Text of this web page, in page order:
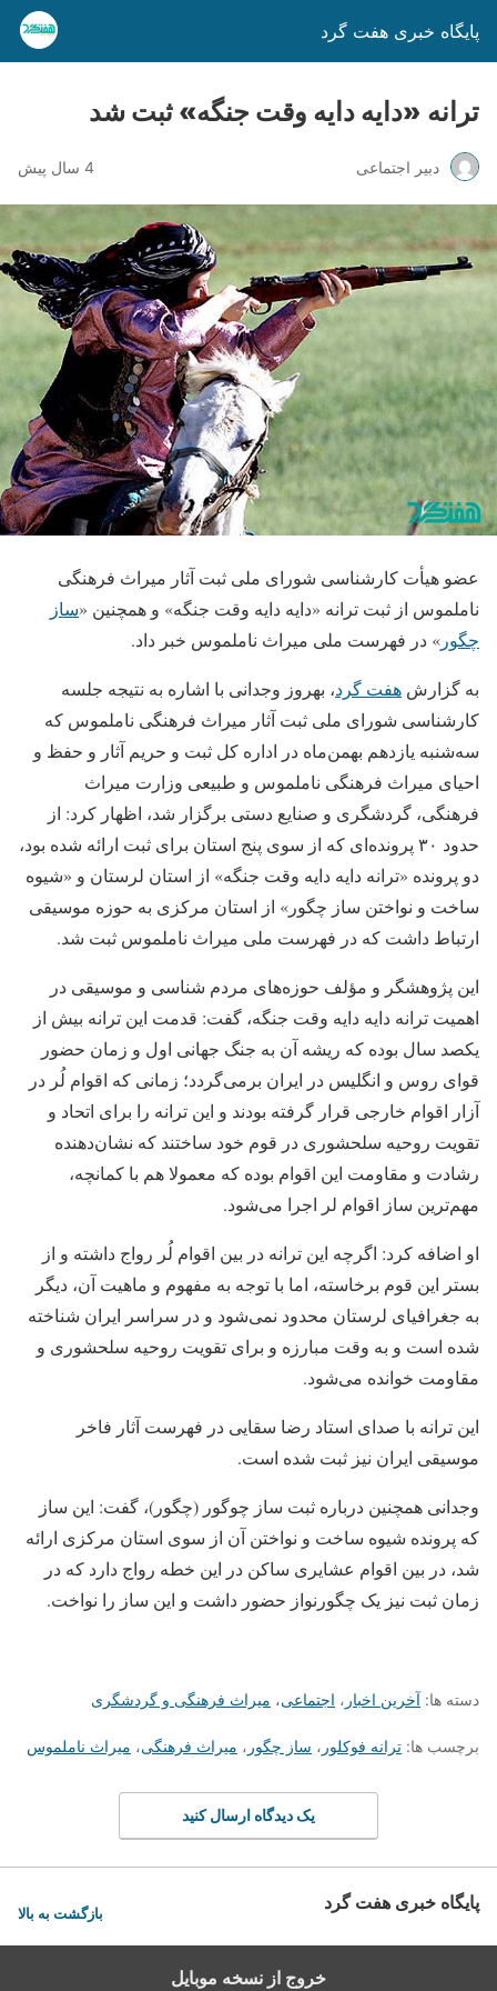
پایگاه خبری هفت گرد
ترانه «دایه دایه وقت جنگه» ثبت شد
دبیر اجتماعی 4 سال پیش
عضو هیأت کارشناسی شورای ملی ثبت آثار میراث فرهنگی
ناملموس از ثبت ترانه «دایه دایه وقت جنگه» و همچنین «ساز
چگور » در فهرست ملی میراث ناملموس خبر داد.
به گزارش هفت گرد، بهروز وجدانی با اشاره به نتیجه جلسه
کارشناسی شورای ملی ثبت آثار میراث فرهنگی ناملموس که
سه‌شنبه یازدهم بهمن‌ماه در اداره کل ثبت و حریم آثار و حفظ و
احیای میراث فرهنگی ناملموس و طبیعی وزارت میراث
فرهنگی، گردشگری و صنایع دستی برگزار شد، اظهار کرد: از
حدود ۳۰ پرونده‌ای که از سوی پنج استان برای ثبت ارائه شده بود،
دو پرونده «ترانه دایه دایه وقت جنگه» از استان لرستان و «شیوه
ساخت و نواختن ساز چگور» از استان مرکزی به حوزه موسیقی
ارتباط داشت که در فهرست ملی میراث ناملموس ثبت شد.
این پژوهشگر و مؤلف حوزه‌های مردم شناسی و موسیقی در
اهمیت ترانه دایه دایه وقت جنگه، گفت: قدمت این ترانه بیش از
یکصد سال بوده که ریشه آن به جنگ جهانی اول و زمان حضور
قوای روس و انگلیس در ایران برمی‌گردد؛ زمانی که اقوام لُر در
آزار اقوام خارجی قرار گرفته بودند و این ترانه را برای اتحاد و
تقویت روحیه سلحشوری در قوم خود ساختند که نشان‌دهنده
رشادت و مقاومت این اقوام بوده که معمولا هم با کمانچه،
مهم‌ترین ساز اقوام لر اجرا می‌شود.
او اضافه کرد: ‌اگرچه این ترانه در بین اقوام لُر رواج داشته و از
بستر این قوم برخاسته، اما با توجه به مفهوم و ماهیت آن، دیگر
به جغرافیای لرستان محدود نمی‌شود و در سراسر ایران شناخته
شده است و به وقت مبارزه و برای تقویت روحیه سلحشوری و
مقاومت خوانده می‌شود.
این ترانه با صدای استاد رضا سقایی در فهرست آثار فاخر
موسیقی ایران نیز ثبت شده است.
وجدانی همچنین درباره ثبت ساز چوگور (چگور)، گفت: این ساز
که پرونده شیوه ساخت و نواختن آن از سوی استان مرکزی ارائه
شد، در بین اقوام عشایری ساکن در این خطه رواج دارد که در
زمان ثبت نیز یک چگورنواز حضور داشت و این ساز را نواخت.
دسته ها: آخرین اخبار ، اجتماعی، میراث فرهنگی و گردشگری
برچسب ها: ترانه فوکلور ، ساز چگور ، میراث فرهنگی، میراث ناملموس
یک دیدگاه ارسال کنید
پایگاه خبری هفت گرد بازگشت به بالا
خروج از نسخه موبایل